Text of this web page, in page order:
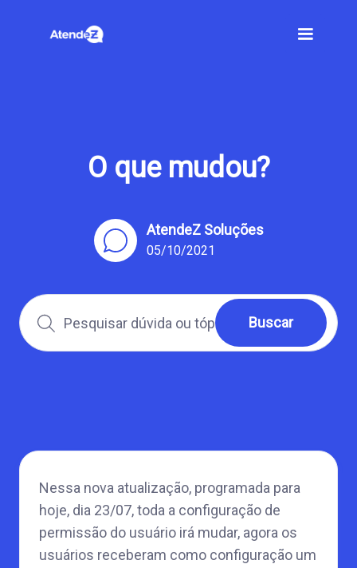
O que mudou?
AtendeZ Soluções
05/10/2021
Nessa nova atualização, programada para
hoje, dia 23/07, toda a configuração de
permissão do usuário irá mudar, agora os
usuários receberam como configuração um